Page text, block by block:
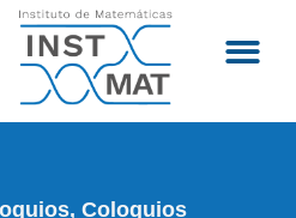
, Coloquios